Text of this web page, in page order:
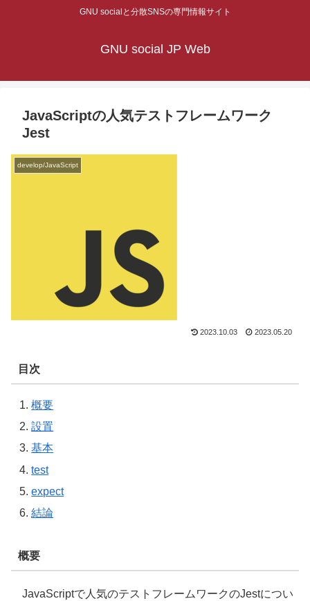
GNU socialと分散SNSの専門情報サイト
GNU social JP Web
JavaScriptの人気テストフレームワーク
Jest
develop/JavaScript
2023.10.03 2023.05.20
目次
概要
設置
基本
test
expect
結論
概要
JavaScriptで人気のテストフレームワークのJestについ